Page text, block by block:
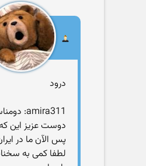
درود
amira311: دومناسلام در ظاهر پیروز نشد
دوست عزیز این
پس الآن ما در
لطفا کمی به